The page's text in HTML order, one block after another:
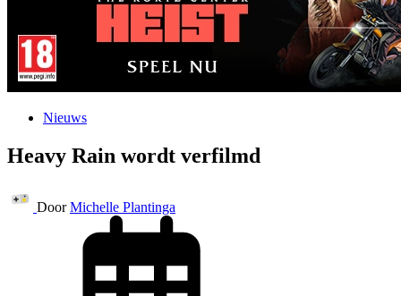
Nieuws
Heavy Rain wordt verfilmd
Door Michelle Plantinga